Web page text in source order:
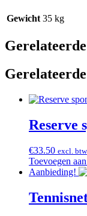
Gewicht 35 kg
Reserve
€33.50 excl. btw
Toevoegen
Aanbieding!